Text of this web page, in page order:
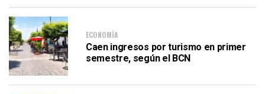
ECONOMÍA
Caen ingresos por turismo en primer
semestre, según el BCN